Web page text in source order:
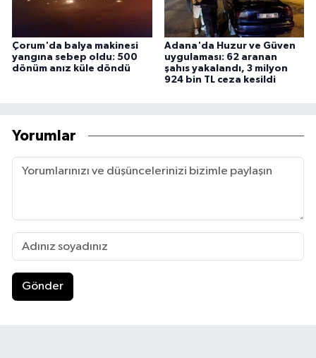
Çorum'da balya makinesi
yangına sebep oldu: 500
dönüm anız küle döndü
Adana'da Huzur ve Güven
uygulaması: 62 aranan
şahıs yakalandı, 3 milyon
924 bin TL ceza kesildi
Yorumlar
Gönder